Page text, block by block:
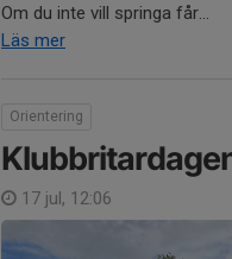
Om du inte vill springa får...
Läs mer
Orientering
17 jul, 12:06